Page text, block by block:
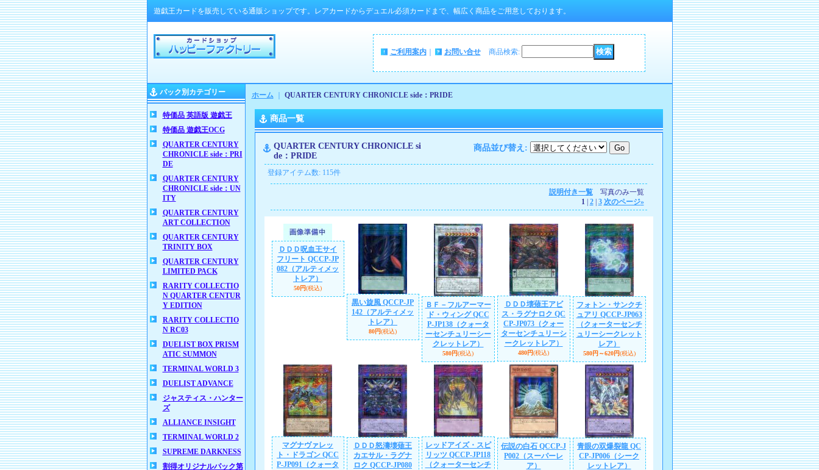
遊戯王カードを販売している通販ショップです。レアカードからデュエル必須カードまで、幅広く商品をご用意しております。
ご利用案内｜ お問い合せ 商品検索:
パック別カテゴリー
特価品 英語版 遊戯王
特価品 遊戯王OCG
QUARTER CENTURY
CHRONICLE side：PRI
DE
QUARTER CENTURY
CHRONICLE side：UN
ITY
QUARTER CENTURY
ART COLLECTION
QUARTER CENTURY
TRINITY BOX
QUARTER CENTURY
LIMITED PACK
RARITY COLLECTIO
N QUARTER CENTUR
Y EDITION
RARITY COLLECTIO
N RC03
DUELIST BOX PRISM
ATIC SUMMON
TERMINAL WORLD 3
DUELIST ADVANCE
ジャスティス・ハンター
ズ
ALLIANCE INSIGHT
TERMINAL WORLD 2
SUPREME DARKNESS
割得オリジナルパック第
ホーム｜ QUARTER CENTURY CHRONICLE side：PRIDE
商品一覧
QUARTER CENTURY CHRONICLE si
de：PRIDE
商品並び替え :
登録アイテム数:115件
説明付き一覧写真のみ一覧
1| 2| 3 次のページ»
ＤＤＤ呪血王サイ
フリート QCCP-JP
082（アルティメッ
トレア）
50円(税込)
黒い旋風 QCCP-JP
142（アルティメッ
トレア）
80円(税込)
ＢＦ－フルアーマー
ド・ウィング QCC
P-JP138（クォータ
ーセンチュリーシー
クレットレア）
580円(税込)
ＤＤＤ壊薙王アビ
ス・ラグナロク QC
CP-JP073（クォー
ターセンチュリーシ
ークレットレア）
480円(税込)
フォトン・サンクチ
ュアリ QCCP-JP063
（クォーターセンチ
ュリーシークレット
レア）
580円～620円(税込)
マグナヴァレッ
ト・ドラゴン QCC
P-JP091（クォータ
ＤＤＤ怒濤壊薙王
カエサル・ラグナ
ロク QCCP-JP080
レッドアイズ・スピ
リッツ QCCP-JP118
（クォーターセンチ
伝説の白石 QCCP-J
P002（スーパーレ
ア）
青眼の双爆裂龍 QC
CP-JP006（シーク
レットレア）